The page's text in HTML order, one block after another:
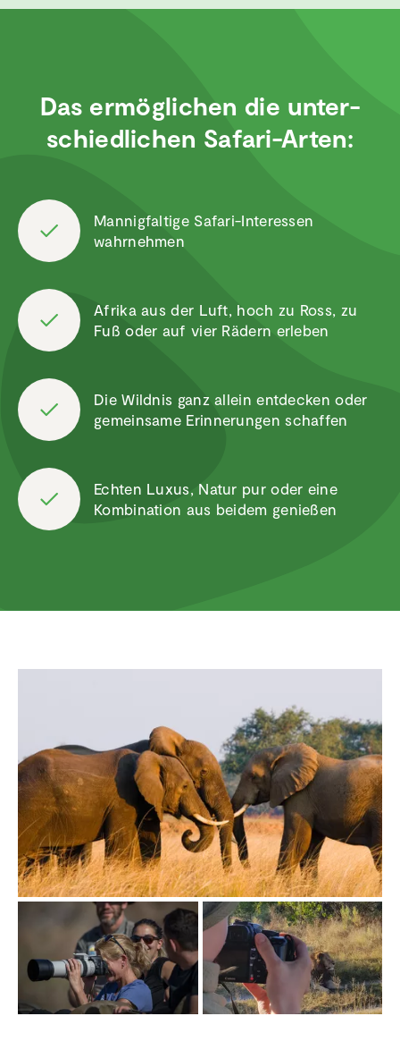
Das ermög­li­chen die unter­
schied­li­chen Safari-Arten:
Mannig­fal­tige Safari-Inter­essen
wahrnehmen
Afrika aus der Luft, hoch zu Ross, zu
Fuß oder auf vier Rädern erleben
Die Wildnis ganz allein entdecken oder
gemein­same Erinne­rungen schaffen
Echten Luxus, Natur pur oder eine
Kombi­na­tion aus beidem genießen